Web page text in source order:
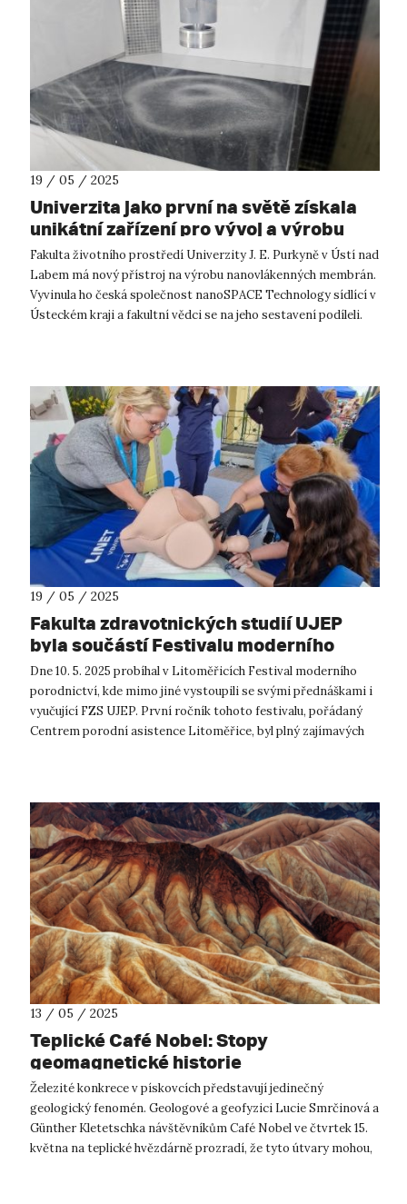
19 / 05 / 2025
Univerzita jako první na světě získala
unikátní zařízení pro vývoj a výrobu
nanovlákenných membrán
Fakulta životního prostředí Univerzity J. E. Purkyně v Ústí nad
Labem má nový přístroj na výrobu nanovlákenných membrán.
Vyvinula ho česká společnost nanoSPACE Technology sídlící v
Ústeckém kraji a fakultní vědci se na jeho sestavení podíleli.
19 / 05 / 2025
Fakulta zdravotnických studií UJEP
byla součástí Festivalu moderního
porodnictví CPA Litoměřice
Dne 10. 5. 2025 probíhal v Litoměřicích Festival moderního
porodnictví, kde mimo jiné vystoupili se svými přednáškami i
vyučující FZS UJEP. První ročník tohoto festivalu, pořádaný
Centrem porodní asistence Litoměřice, byl plný zajímavých
13 / 05 / 2025
Teplické Café Nobel: Stopy
geomagnetické historie
Železité konkrece v pískovcích představují jedinečný
geologický fenomén. Geologové a geofyzici Lucie Smrčinová a
Günther Kletetschka návštěvníkům Café Nobel ve čtvrtek 15.
května na teplické hvězdárně prozradí, že tyto útvary mohou,